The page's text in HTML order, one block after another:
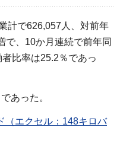
計で626,057人、対前年
で、10か月連続で前年同
比率は25.2％であっ
あった。
（エクセル：148キロバ